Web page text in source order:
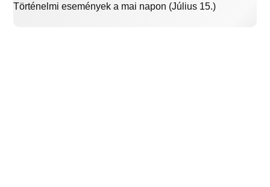
Történelmi események a mai napon (Július 15.)